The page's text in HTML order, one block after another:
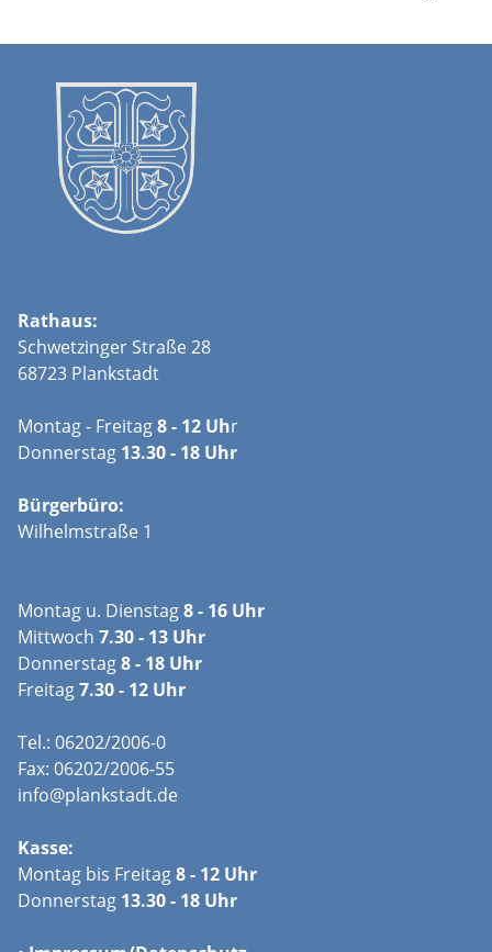
Rathaus:
Schwetzinger Straße 28
68723 Plankstadt
Montag - Freitag8 - 12 Uhr
Donnerstag 13.30 - 18 Uhr
Bürgerbüro:
Wilhelmstraße 1
Montag u. Dienstag8 - 16 Uhr
Mittwoch 7.30 - 13 Uhr
Donnerstag8 - 18 Uhr
Freitag7.30 - 12 Uhr
Tel.: 06202/2006-0
Fax: 06202/2006-55
info@plankstadt.de
Kasse:
Montag bis Freitag8 - 12 Uhr
Donnerstag 13.30 - 18 Uhr